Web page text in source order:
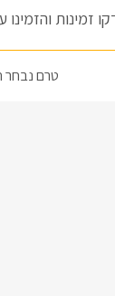
זמינות והזמינו
טרם נבחר